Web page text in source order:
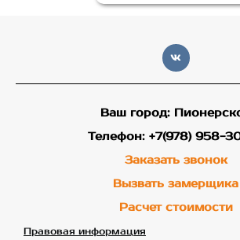
Ваш город:
Телефон: +7(978) 958-
Заказать звонок
Вызвать замерщика
Расчет стоимости
Правовая информация